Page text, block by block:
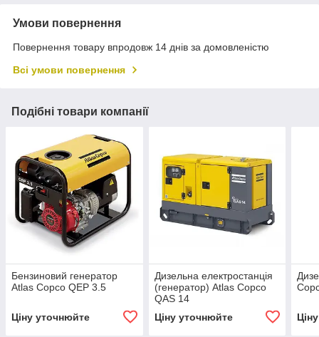
Умови повернення
Повернення товару впродовж 14 днів за домовленістю
Всі умови повернення
Подібні товари компанії
Бензиновий генератор
Atlas Copco QEP 3.5
Ціну уточнюйте
Дизельна електростанція
(генератор) Atlas Copco
QAS 14
Ціну уточнюйте